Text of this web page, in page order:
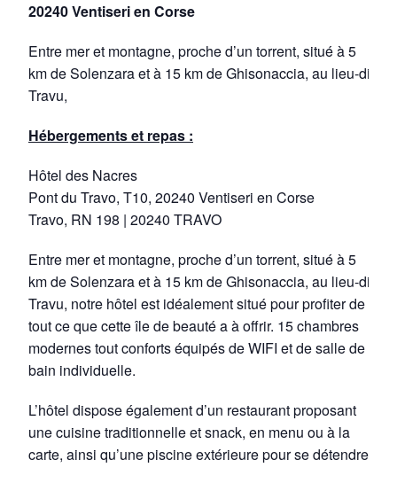
20240 Ventiseri en Corse
Entre mer et montagne, proche d’un torrent, situé à 5
km de Solenzara et à 15 km de Ghisonaccia, au lieu-dit
Travu,
Hébergements et repas :
Hôtel des Nacres
Pont du Travo, T10, 20240 Ventiseri en Corse
Travo, RN 198 | 20240 TRAVO
Entre mer et montagne, proche d’un torrent, situé à 5
km de Solenzara et à 15 km de Ghisonaccia, au lieu-dit
Travu, notre hôtel est idéalement situé pour profiter de
tout ce que cette île de beauté a à offrir. 15 chambres
modernes tout conforts équipés de WIFI et de salle de
bain individuelle.
L’hôtel dispose également d’un restaurant proposant
une cuisine traditionnelle et snack, en menu ou à la
carte, ainsi qu’une piscine extérieure pour se détendre.